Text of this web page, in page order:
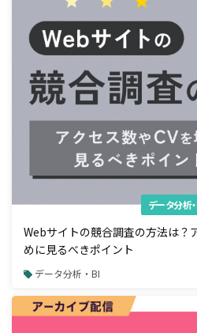
データ分析
Webサイトの競合調査の方法は？
めに見るべきポイント
データ分析・BI